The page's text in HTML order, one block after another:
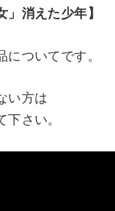
」消えた少年 】
についてです。
い方は
下さい。